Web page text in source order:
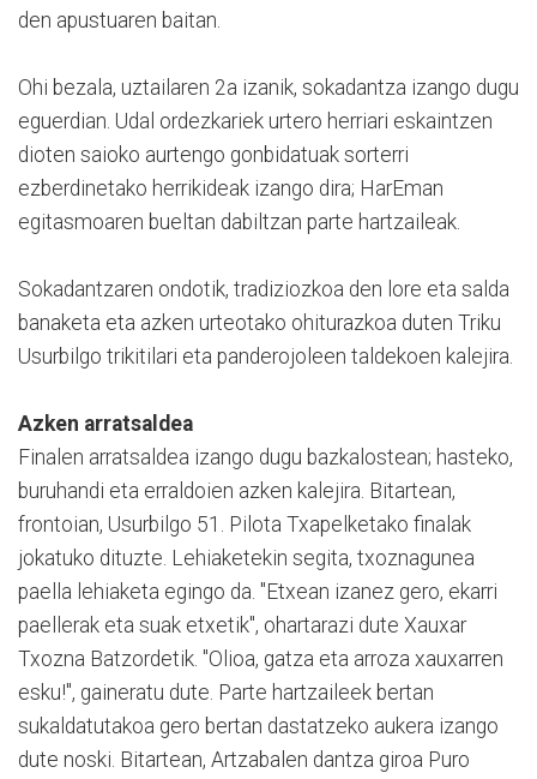
den apustuaren baitan.
Ohi bezala, uztailaren 2a izanik, sokadantza izango dugu
eguerdian. Udal ordezkariek urtero herriari eskaintzen
dioten saioko aurtengo gonbidatuak sorterri
ezberdinetako herrikideak izango dira; HarEman
egitasmoaren bueltan dabiltzan parte hartzaileak.
Sokadantzaren ondotik, tradiziozkoa den lore eta salda
banaketa eta azken urteotako ohiturazkoa duten Triku
Usurbilgo trikitilari eta panderojoleen taldekoen kalejira.
Azken arratsaldea
Finalen arratsaldea izango dugu bazkalostean; hasteko,
buruhandi eta erraldoien azken kalejira. Bitartean,
frontoian, Usurbilgo 51. Pilota Txapelketako finalak
jokatuko dituzte. Lehiaketekin segita, txoznagunea
paella lehiaketa egingo da. "Etxean izanez gero, ekarri
paellerak eta suak etxetik", ohartarazi dute Xauxar
Txozna Batzordetik. "Olioa, gatza eta arroza xauxarren
esku!", gaineratu dute. Parte hartzaileek bertan
sukaldatutakoa gero bertan dastatzeko aukera izango
dute noski. Bitartean, Artzabalen dantza giroa Puro